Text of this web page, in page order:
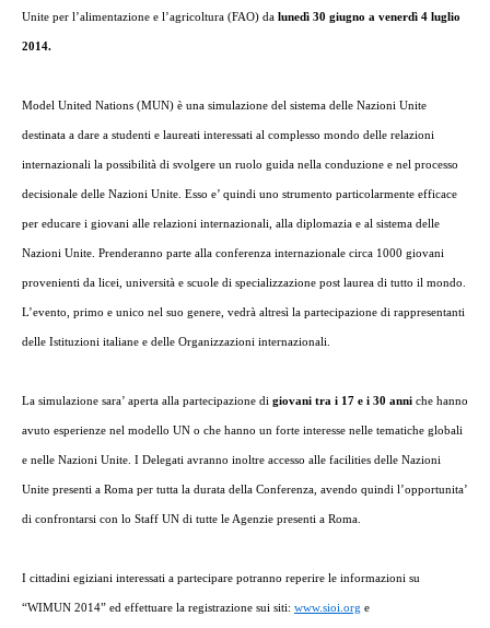
Unite per l’alimentazione e l’agricoltura (FAO) da lunedì 30 giugno a venerdì 4 luglio
2014.
Model United Nations (MUN) è una simulazione del sistema delle Nazioni Unite
destinata a dare a studenti e laureati interessati al complesso mondo delle relazioni
internazionali la possibilità di svolgere un ruolo guida nella conduzione e nel processo
decisionale delle Nazioni Unite. Esso e’ quindi uno strumento particolarmente efficace
per educare i giovani alle relazioni internazionali, alla diplomazia e al sistema delle
Nazioni Unite. Prenderanno parte alla conferenza internazionale circa 1000 giovani
provenienti da licei, università e scuole di specializzazione post laurea di tutto il mondo.
L’evento, primo e unico nel suo genere, vedrà altresì la partecipazione di rappresentanti
delle Istituzioni italiane e delle Organizzazioni internazionali.
La simulazione sara’ aperta alla partecipazione di giovani tra i 17 e i 30 anni che hanno
avuto esperienze nel modello UN o che hanno un forte interesse nelle tematiche globali
e nelle Nazioni Unite. I Delegati avranno inoltre accesso alle facilities delle Nazioni
Unite presenti a Roma per tutta la durata della Conferenza, avendo quindi l’opportunita’
di confrontarsi con lo Staff UN di tutte le Agenzie presenti a Roma.
I cittadini egiziani interessati a partecipare potranno reperire le informazioni su
“WIMUN 2014” ed effettuare la registrazione sui siti: www.sioi.org e